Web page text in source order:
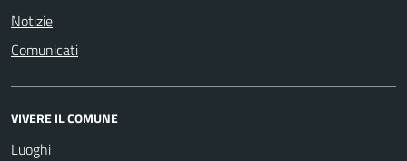
Notizie
Comunicati
VIVERE IL COMUNE
Luoghi